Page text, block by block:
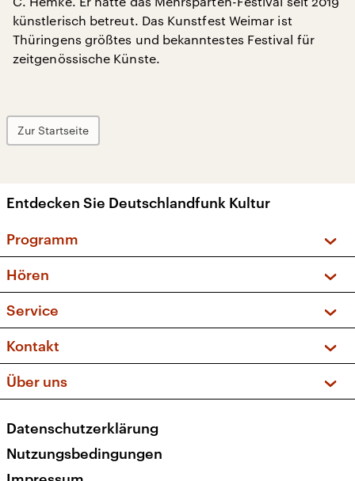
künstlerisch betreut. Das Kunstfest Weimar ist
Thüringens größtes und bekanntestes Festival für
zeitgenössische Künste.
Zur Startseite
Entdecken Sie Deutschlandfunk Kultur
Programm
Sendungen und Podcasts
Musikliste
Kakadu – Das Kinderprogramm
Hören
Frequenzen (UKW + DAB+)
Service
FAQ
Apps
Newsletter
Veranstaltungen
Kontakt
Social Media
Über uns
Presse
Karriere
Datenschutzerklärung
Nutzungsbedingungen